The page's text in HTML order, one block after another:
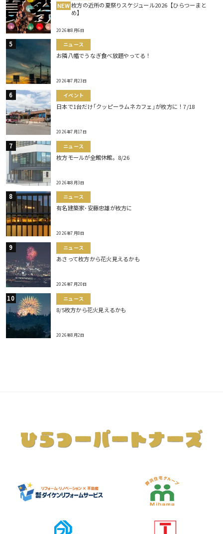
NEW 枚方の近所の夏祭りスケジュール2026【ひらつーまと
め】
2026年8月6日
ニュース
お隣八幡でうなぎ食べ放題やってる！
2026年7月23日
イベント
日本で1台だけ｢クッピーラムネカフェ｣が枚方に！7/18
2026年7月17日
ニュース
枚方モールが全館休館。8/26
2026年8月3日
ニュース
有名建築家･安藤忠雄が枚方に
2026年7月8日
ニュース
あさって枚方から花火見えるかも
2026年7月20日
ニュース
8/5枚方から花火見えるかも
2026年8月2日